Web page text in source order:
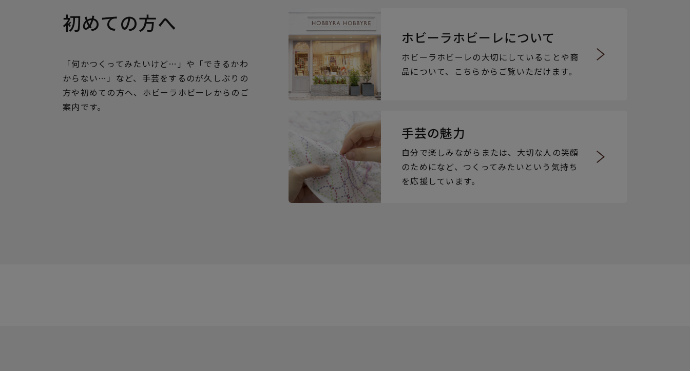
初めての方へ
「何かつくってみたいけど…」や「できるかわ
からない…」など、手芸をするのが久しぶりの
方や初めての方へ、ホビーラホビーレからのご
案内です。
ホビーラホビーレについて
ホビーラホビーレの大切にしていることや商
品について、こちらからご覧いただけます。
手芸の魅力
自分で楽しみながらまたは、大切な人の笑顔
のためになど、つくってみたいという気持ち
を応援しています。